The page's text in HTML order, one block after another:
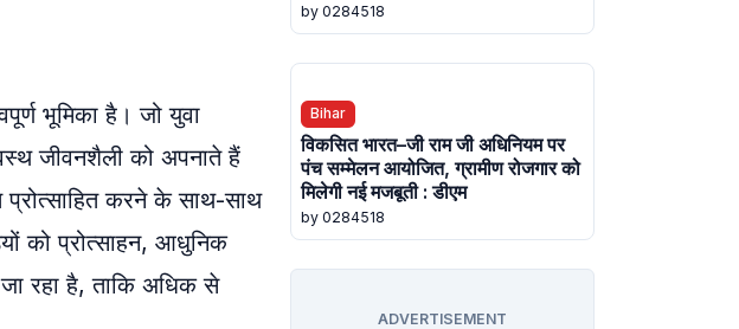
भूमिका है। जो युवा
जीवनशैली को अपनाते हैं
करने के साथ-साथ
को प्रोत्साहन, आधुनिक
रहा है, ताकि अधिक से
by 0284518
Bihar
विकसित भारत–जी राम जी अधिनियम पर
पंच सम्मेलन आयोजित, ग्रामीण रोजगार को
मिलेगी नई मजबूती : डीएम
by 0284518
ADVERTISEMENT